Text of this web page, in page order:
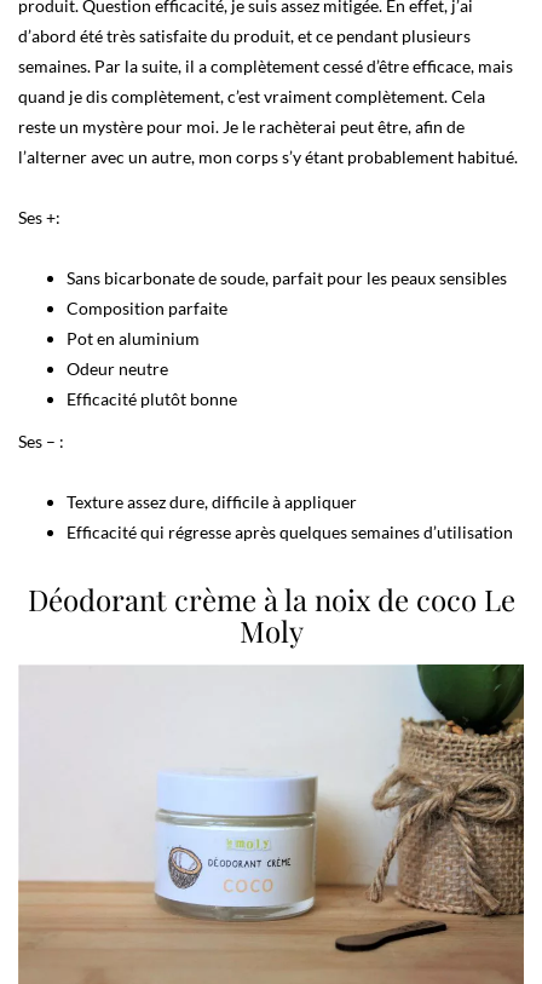
produit. Question efficacité, je suis assez mitigée. En effet, j’ai
d’abord été très satisfaite du produit, et ce pendant plusieurs
semaines. Par la suite, il a complètement cessé d’être efficace, mais
quand je dis complètement, c’est vraiment complètement. Cela
reste un mystère pour moi. Je le rachèterai peut être, afin de
l’alterner avec un autre, mon corps s’y étant probablement habitué.
Ses +:
Sans bicarbonate de soude, parfait pour les peaux sensibles
Composition parfaite
Pot en aluminium
Odeur neutre
Efficacité plutôt bonne
Ses – :
Texture assez dure, difficile à appliquer
Efficacité qui régresse après quelques semaines d’utilisation
Déodorant crème à la noix de coco Le
Moly